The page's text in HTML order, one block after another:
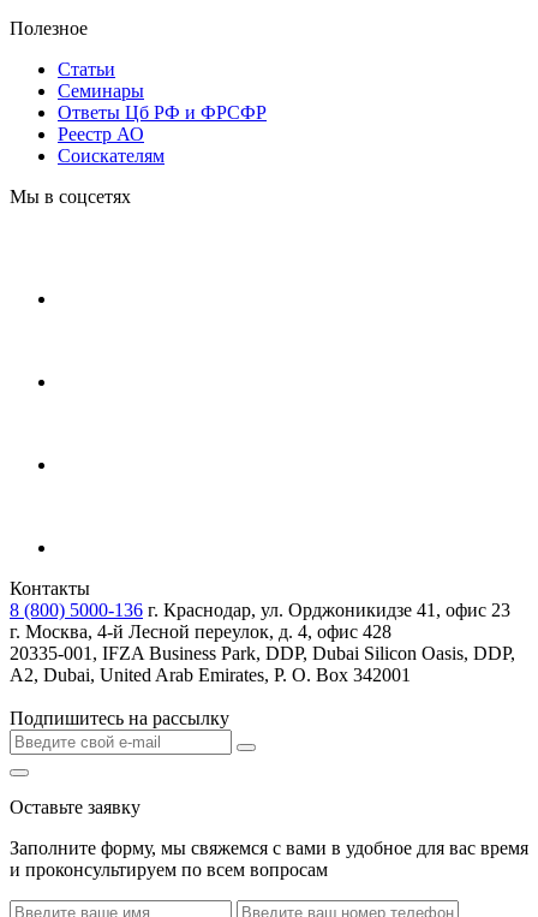
Полезное
Статьи
Cеминары
Ответы Цб РФ и ФРСФР
Реестр АО
Соискателям
Мы в соцсетях
Контакты
8 (800) 5000-136 г. Краснодар, ул. Орджоникидзе 41, офис 23
г. Москва, 4-й Лесной переулок, д. 4, офис 428
20335-001, IFZA Business Park, DDP, Dubai Silicon Oasis, DDP,
A2, Dubai, United Arab Emirates, P. O. Box 342001
Подпишитесь на рассылку
Оставьте заявку
Заполните форму, мы свяжемся с вами в удобное для вас время
и проконсультируем по всем вопросам